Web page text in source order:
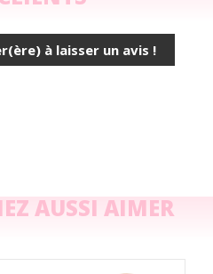
à laisser un avis !
AUSSI AIMER